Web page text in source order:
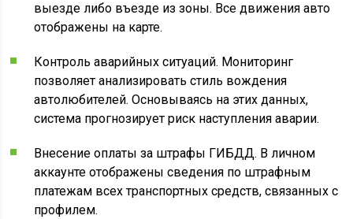
выезде либо въезде из зоны. Все движения авто
отображены на карте.
Контроль аварийных ситуаций. Мониторинг
позволяет анализировать стиль вождения
автолюбителей. Основываясь на этих данных,
система прогнозирует риск наступления аварии.
Внесение оплаты за штрафы ГИБДД. В личном
аккаунте отображены сведения по штрафным
платежам всех транспортных средств, связанных с
профилем.